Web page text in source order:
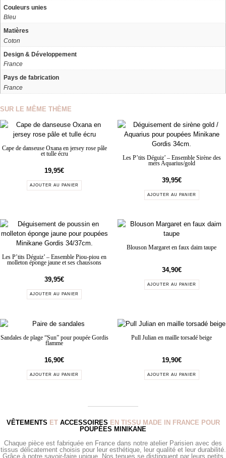
Couleurs unies
Bleu
Matières
Coton
Design & Développement
France
Pays de fabrication
France
SUR LE MÊME THÈME
Cape de danseuse Oxana en jersey rose pâle
et tulle écru
19,95€
AJOUTER AU PANIER
Les P’tits Déguiz’ – Ensemble Sirène des
mers Aquarius/gold
39,95€
AJOUTER AU PANIER
Les P’tits Déguiz’ – Ensemble Piou-piou en
molleton éponge jaune et ses chaussons
39,95€
AJOUTER AU PANIER
Blouson Margaret en faux daim taupe
34,90€
AJOUTER AU PANIER
Sandales de plage “Sun” pour poupée Gordis
flamme
16,90€
AJOUTER AU PANIER
Pull Julian en maille torsadé beige
19,90€
AJOUTER AU PANIER
VÊTEMENTS ET ACCESSOIRES EN TISSU MADE IN FRANCE POUR
POUPÉES MINIKANE
Chaque pièce est fabriquée en France dans notre atelier Parisien avec des
tissus délicatement choisis pour leur esthétique, leur qualité et leur durabilité.
Grâce à notre savoir-faire unique, Nos tenues se distinguent par leurs petits